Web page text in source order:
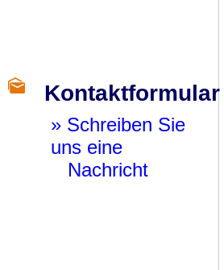
Kontaktformular
» Schreiben Sie
uns eine
Nachricht